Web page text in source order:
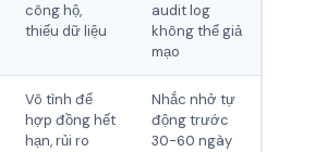
công hộ,
thiếu dữ liệu
audit log
không thể giả
mạo
Vô tình để
hợp đồng hết
hạn, rủi ro
Nhắc nhở tự
động trước
30-60 ngày